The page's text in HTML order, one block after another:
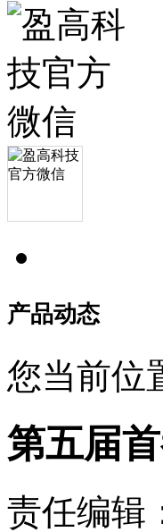
产品动态
您当前位
第五届
责任编